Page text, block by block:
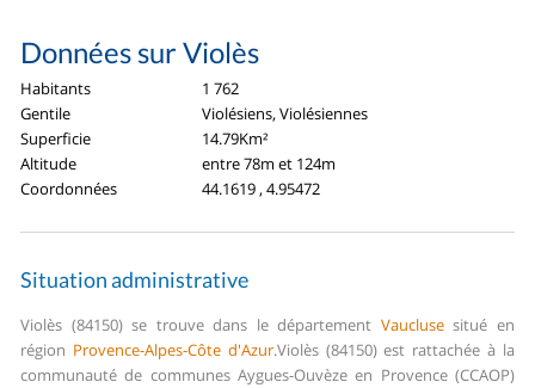
Données sur Violès
Habitants
1 762
Gentile
Violésiens, Violésiennes
Superficie
14.79Km²
Altitude
entre 78m et 124m
Coordonnées
44.1619 , 4.95472
Situation administrative
Violès (84150) se trouve dans le département Vauclusesitué en
région Provence-Alpes-Côte d'Azur.Violès (84150) est rattachée à la
communauté de communes Aygues-Ouvèze en Provence (CCAOP)